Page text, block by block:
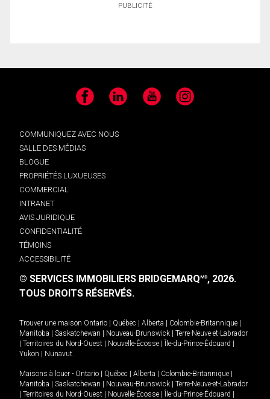
PUBLICITÉ
Facebook LinkedIn YouTube Instagram
COMMUNIQUEZ AVEC NOUS
SALLE DES MÉDIAS
BLOGUE
PROPRIÉTÉS LUXUEUSES
COMMERCIAL
INTRANET
AVIS JURIDIQUE
CONFIDENTIALITÉ
TÉMOINS
ACCESSIBILITÉ
© SERVICES IMMOBILIERS BRIDGEMARQMD, 2026.
TOUS DROITS RÉSERVÉS.
Trouver une maison Ontario Québec Alberta Colombie-Britannique
Manitoba
Saskatchewan Nouveau-Brunswick
Terre-Neuve-et-Labrador
Territoires du Nord-Ouest Nouvelle-Écosse Île-du-Prince-Édouard
Yukon
Nunavut.
Maisons à louer - Ontario Québec Alberta Colombie-Britannique
Manitoba
Saskatchewan Nouveau-Brunswick
Terre-Neuve-et-Labrador
Territoires du Nord-Ouest Nouvelle-Écosse Île-du-Prince-Édouard